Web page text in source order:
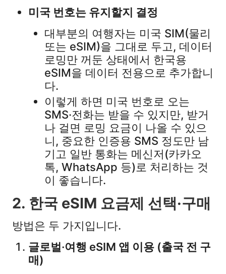
미국 번호는 유지할지 결정
대부분의 여행자는 미국 SIM(물리
또는 eSIM)을 그대로 두고, 데이터
로밍만 꺼둔 상태에서 한국용
eSIM을 데이터 전용으로 추가합니
다.​
이렇게 하면 미국 번호로 오는
SMS·전화는 받을 수 있지만, 받거
나 걸면 로밍 요금이 나올 수 있으
니, 중요한 인증용 SMS 정도만 남
기고 일반 통화는 메신저(카카오
톡, WhatsApp 등)로 처리하는 것
이 좋습니다.​
2. 한국 eSIM 요금제 선택·구매
방법은 두 가지입니다.
글로벌·여행 eSIM 앱 이용 (출국 전 구
매)